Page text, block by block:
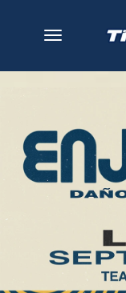
desplegar